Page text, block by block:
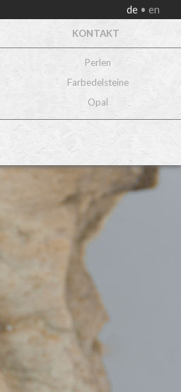
de en
KONTAKT
Perlen
Farbedelsteine
Opal